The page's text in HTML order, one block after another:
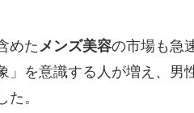
めたメンズ美容の市場も急
を意識する人が増え、男
。